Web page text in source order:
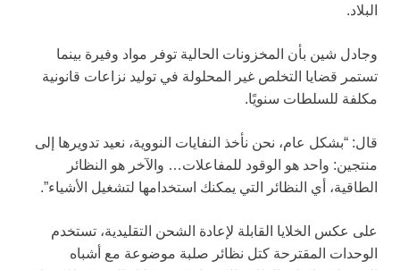
البلاد.
وجادل شين بأن المخزونات الحالية توفر مواد وفيرة بينما
تستمر قضايا التخلص غير المحلولة في توليد نزاعات قانونية
مكلفة للسلطات سنويًا.
قال: “بشكل عام، نحن نأخذ النفايات النووية، نعيد تدويرها إلى
منتجين: واحد هو الوقود للمفاعلات… والآخر هو النظائر
الطاقية، أي النظائر التي يمكنك استخدامها لتشغيل الأشياء”.
على عكس الخلايا القابلة لإعادة الشحن التقليدية، تستخدم
الوحدات المقترحة كتل نظائر صلبة موضوعة مع أشباه